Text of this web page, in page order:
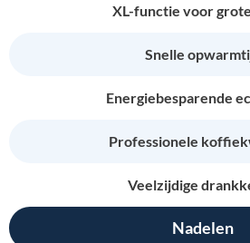
XL-functie voor
Snelle
Energiebesparende
Professionele
Veelzijdige
Nadelen